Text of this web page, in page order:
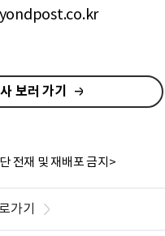
보러 가기
전재 및 재배포 금지>
가기